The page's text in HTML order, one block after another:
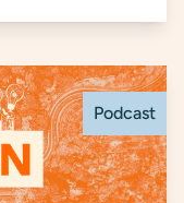
Podcast